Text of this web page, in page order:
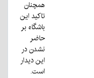
همچنان
تاکید این
باشگاه بر
حاضر
نشدن در
این دیدار
است.